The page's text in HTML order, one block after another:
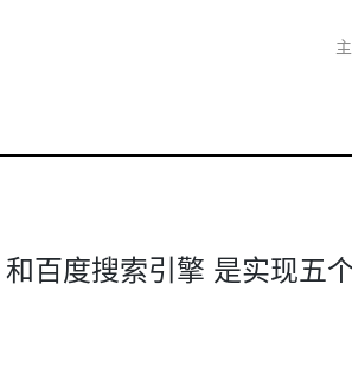
百度搜索引擎 是实现五